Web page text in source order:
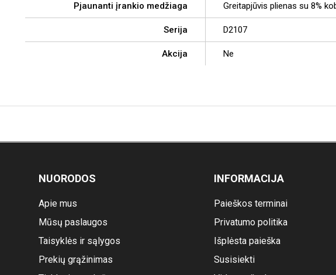
Pjaunanti įrankio medžiaga Greitapjūvis plienas su 8%
Serija D2107
Akcija Ne
NUORODOS
Apie mus
Mūsų paslaugos
Taisyklės ir sąlygos
Prekių grąžinimas
INFORMACIJA
Paieškos terminai
Privatumo politika
Išplėsta paieška
Susisiekti